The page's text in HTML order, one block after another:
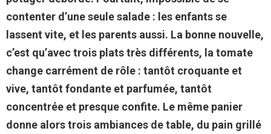
contenter d’une seule salade : les enfants se
lassent vite, et les parents aussi. La bonne nouvelle,
c’est qu’avec trois plats très différents, la tomate
change carrément de rôle : tantôt croquante et
vive, tantôt fondante et parfumée, tantôt
concentrée et presque confite. Le même panier
donne alors trois ambiances de table, du pain grillé